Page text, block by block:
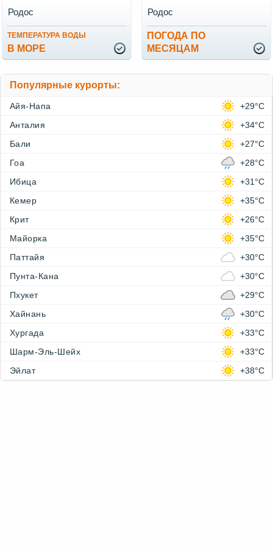
ТЕМПЕРАТУРА ВОДЫ
В МОРЕ
Родос
ПОГОДА ПО
МЕСЯЦАМ
Родос
Популярные курорты:
Айя-Напа
+29°C
Анталия
+34°C
Бали
+27°C
Гоа
+28°C
Ибица
+31°C
Кемер
+35°C
Крит
+26°C
Майорка
+35°C
Паттайя
+30°C
Пунта-Кана
+30°C
Пхукет
+29°C
Хайнань
+30°C
Хургада
+33°C
Шарм-Эль-Шейх
+33°C
Эйлат
+38°C